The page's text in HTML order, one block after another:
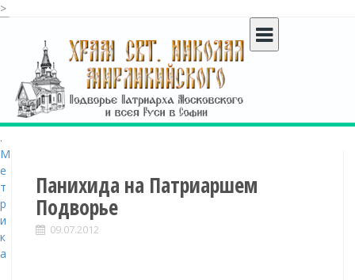
>
c
o
n
t
e
n
t
Панихида на Патриаршем
Подворье
09.07.2012